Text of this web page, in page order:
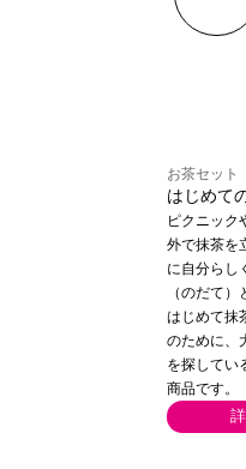
はじめて
お茶セット
ピクニック
外で抹茶を
に自分らし
（のだて）
はじめて抹
のために、
を探してい
商品です。